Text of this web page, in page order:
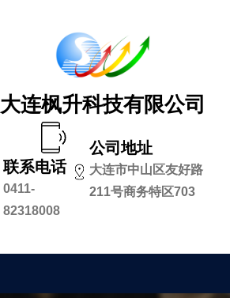
大连枫升科技有限公司
联系电话
0411-
82318008
公司地址
大连市中山区友好路
211号商务特区703